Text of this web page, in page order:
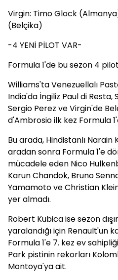
Virgin: Timo Glock
(Belçika)
-4 YENİ PİLOT VAR-
Formula 1'de bu sezon 4
Williams'ta Venezuellalı
India'da İngiliz Paul di Resta,
Sergio Perez ve Virgin'de
d'Ambrosio ilk kez Formula
Bu arada, Hindistanlı
aradan sonra Formula 1'e
mücadele eden Nico
Karun Chandok, Bruno
Yamamoto ve Christian
yer almadı.
Robert Kubica ise sezon
yaralandığı için Renault'un
Formula 1'e 7. kez ev
Park pistinin rekorları
Montoya'ya ait.